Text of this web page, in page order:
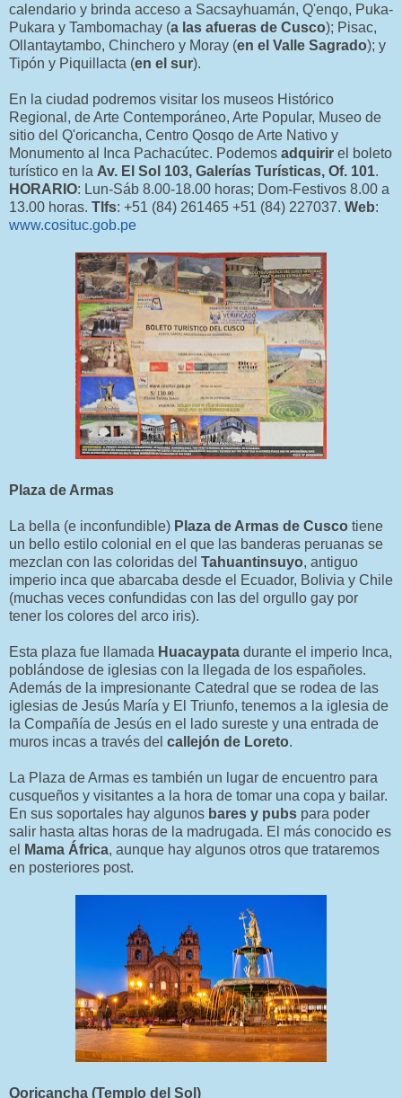
calendario y brinda acceso a Sacsayhuamán, Q'enqo, Puka-
Pukara y Tambomachay (a las afueras de Cusco); Pisac,
Ollantaytambo, Chinchero y Moray (en el Valle Sagrado); y
Tipón y Piquillacta (en el sur).
En la ciudad podremos visitar los museos Histórico
Regional, de Arte Contemporáneo, Arte Popular, Museo de
sitio del Q'oricancha, Centro Qosqo de Arte Nativo y
Monumento al Inca Pachacútec. Podemos adquirir el boleto
turístico en la Av. El Sol 103, Galerías Turísticas, Of. 101.
HORARIO: Lun-Sáb 8.00-18.00 horas; Dom-Festivos 8.00 a
13.00 horas. Tlfs: +51 (84) 261465 +51 (84) 227037. Web:
www.cosituc.gob.pe
Plaza de Armas
La bella (e inconfundible) Plaza de Armas de Cusco tiene
un bello estilo colonial en el que las banderas peruanas se
mezclan con las coloridas del Tahuantinsuyo, antiguo
imperio inca que abarcaba desde el Ecuador, Bolivia y Chile
(muchas veces confundidas con las del orgullo gay por
tener los colores del arco iris).
Esta plaza fue llamada Huacaypata durante el imperio Inca,
poblándose de iglesias con la llegada de los españoles.
Además de la impresionante Catedral que se rodea de las
iglesias de Jesús María y El Triunfo, tenemos a la iglesia de
la Compañía de Jesús en el lado sureste y una entrada de
muros incas a través del callejón de Loreto.
La Plaza de Armas es también un lugar de encuentro para
cusqueños y visitantes a la hora de tomar una copa y bailar.
En sus soportales hay algunos bares y pubs para poder
salir hasta altas horas de la madrugada. El más conocido es
el
Mama África, aunque hay algunos otros que trataremos
en posteriores post.
Qoricancha (Templo del Sol)